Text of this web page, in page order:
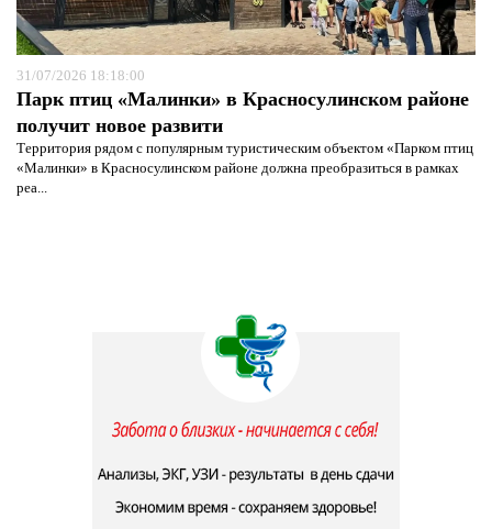
31/07/2026 18:18:00
Парк птиц «Малинки» в Красносулинском районе
получит новое развити
Территория рядом с популярным туристическим объектом «Парком птиц
«Малинки» в Красносулинском районе должна преобразиться в рамках
реа...